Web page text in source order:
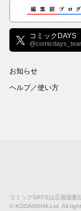
編集部ブログ
コミックDAYS
お知らせ
ヘルプ／使い方
コミックDAYSは正規版配
© KODANSHA Ltd. All